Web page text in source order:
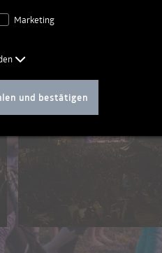
Marketing
und bestätigen